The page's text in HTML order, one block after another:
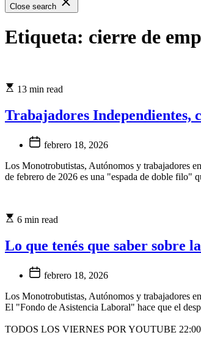
Close search
Etiqueta: cierre de
13 min read
Trabajadores Independientes,
febrero 18, 2026
Los Monotrobutistas, Autónomos y trabajadores
de febrero de 2026 es una "espada de doble filo"
6 min read
Lo que tenés que saber sobre
febrero 18, 2026
Los Monotrobutistas, Autónomos y trabajadores
El "Fondo de Asistencia Laboral" hace que el
TODOS LOS VIERNES POR YOUTUBE